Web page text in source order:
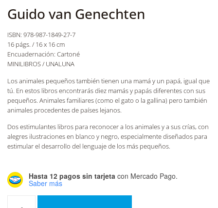
Guido van Genechten
ISBN: 978-987-1849-27-7
16 págs. / 16 x 16 cm
Encuadernación: Cartoné
MINILIBROS / UNALUNA
Los animales pequeños también tienen una mamá y un papá, igual que
tú. En estos libros encontrarás diez mamás y papás diferentes con sus
pequeños. Animales familiares (como el gato o la gallina) pero también
animales procedentes de países lejanos.
Dos estimulantes libros para reconocer a los animales y a sus crías, con
alegres ilustraciones en blanco y negro, especialmente diseñados para
estimular el desarrollo del lenguaje de los más pequeños.
Hasta 12 pagos sin tarjeta con Mercado Pago.
Saber más